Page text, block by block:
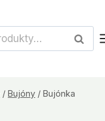
/ Bujóny / Bujónka